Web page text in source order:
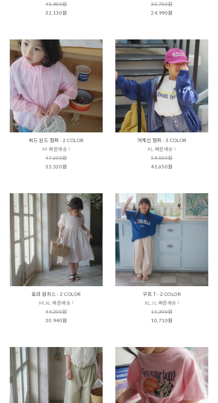
45,900원
32,130원
35,700원
24,990원
씨드 윈드 점퍼 - 2 COLOR
M 빠른배송 !
47,600원
33,320원
어게인 점퍼 - 3 COLOR
XL 빠른배송 !
59,500원
41,650원
로라 원피스 - 2 COLOR
M,XL 빠른배송 !
44,200원
30,940원
구트 T - 2 COLOR
XL,JL 빠른배송 !
15,300원
10,710원